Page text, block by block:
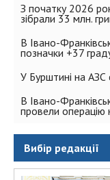
З початку 2026
зібрали 33 млн.
В Івано-
позначки +37
У Бурштині на АЗС
В Івано-
провели операцію
Вибір редакції